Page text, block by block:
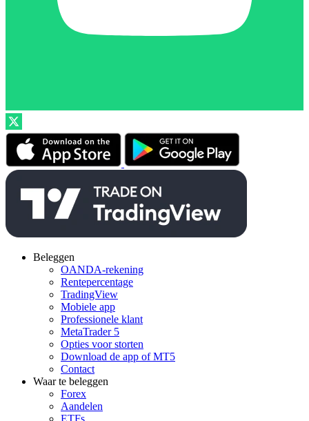
Beleggen
OANDA-rekening
Rentepercentage
TradingView
Mobiele app
Professionele klant
MetaTrader 5
Opties voor storten
Download de app of MT5
Contact
Waar te beleggen
Forex
Aandelen
ETFs